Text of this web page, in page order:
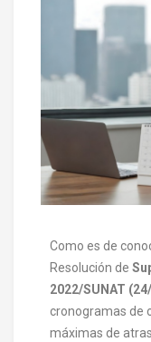
Como es de
Resolución de
2022/SUNAT
cronogramas de
máximas de